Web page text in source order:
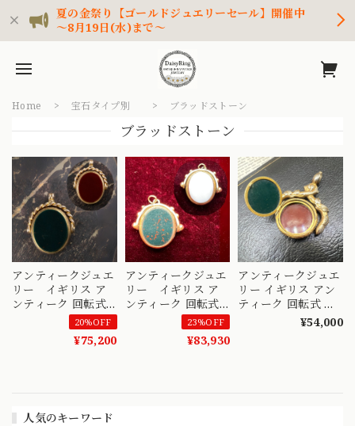
夏の金祭り【ゴールドジュエリーセール】開催中
～8月19日(水)まで～
人気のキーワード
Home 宝石タイプ別 ブラッドストーン
ブラッドストーン
アンティークジュエ
リー イギリス ア
ンティーク 回転式
フォブ ペンダント
トップ K9 天然アゲ
ート ブラットスト
20%OFF
¥75,200
アンティークジュエ
リー イギリス ア
ンティーク 回転式
リバーシブル フォ
ブ ペンダント トッ
プ K14 ブラッドス
23%OFF
¥83,930
アンティークジュエ
リー イギリス アン
ティーク 回転式 リ
バーシブル フォブ
ロケット ペンダン
¥54,000